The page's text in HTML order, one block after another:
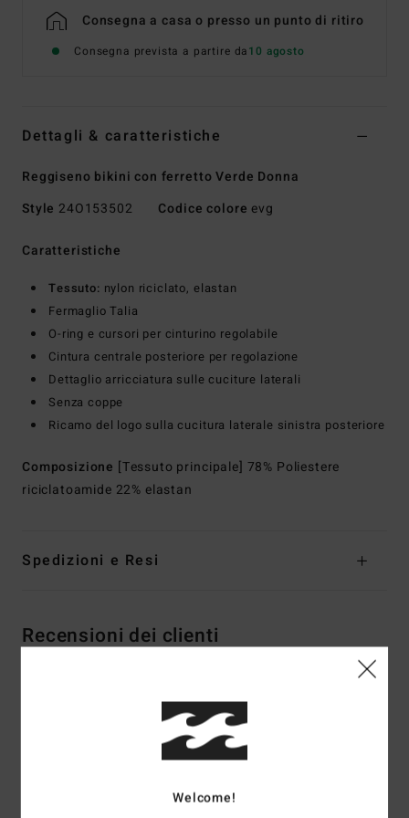
Consegna a casa o presso un punto di ritiro
Consegna prevista a partire da10 agosto
Dettagli & caratteristiche
Reggiseno bikini con ferretto Verde Donna
Style 24O153502 Codice colore evg
Caratteristiche
Tessuto: nylon riciclato, elastan
Fermaglio Talia
O-ring e cursori per cinturino regolabile
Cintura centrale posteriore per regolazione
Dettaglio arricciatura sulle cuciture laterali
Senza coppe
Ricamo del logo sulla cucitura laterale sinistra posteriore
Composizione [Tessuto principale] 78% Poliestere
riciclatoamide 22% elastan
Spedizioni e Resi
Recensioni dei clienti
Punteggio medio
4.5/5
Welcome!